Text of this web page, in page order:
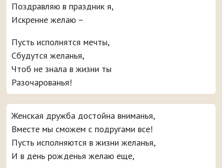
Поздравляю в праздник я,
Искренне желаю –
Пусть исполнятся мечты,
Сбудутся желанья,
Чтоб не знала в жизни ты
Разочарованья!
Женская дружба достойна вниманья,
Вместе мы сможем с подругами все!
Пусть исполняются в жизни желанья,
И в день рожденья желаю еще,